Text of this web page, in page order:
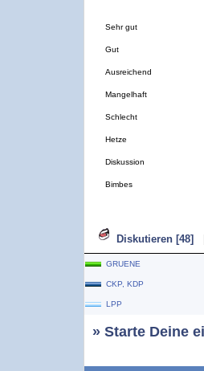
Sehr gut
Gut
Ausreichend
Mangelhaft
Schlecht
Hetze
Diskussion
Bimbes
Diskutieren [48]
GRUENE
CKP, KDP
LPP
» Starte Deine